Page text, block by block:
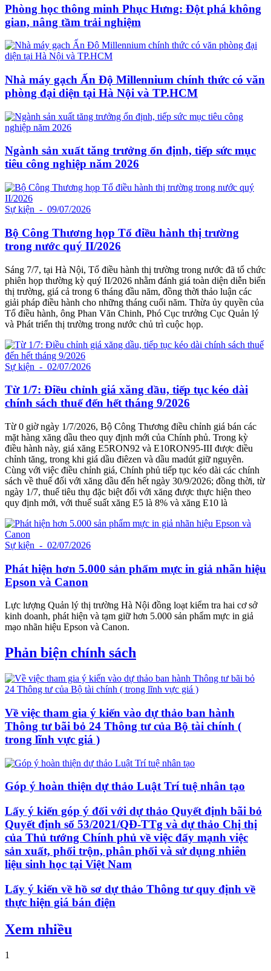
Phòng học thông minh Phục Hưng: Đột phá không
gian, nâng tầm trải nghiệm
Nhà máy gạch Ấn Độ Millennium chính thức có văn
phòng đại diện tại Hà Nội và TP.HCM
Ngành sản xuất tăng trưởng ổn định, tiếp sức mục
tiêu công nghiệp năm 2026
Sự kiện - 09/07/2026
Bộ Công Thương họp Tổ điều hành thị trường
trong nước quý II/2026
Sáng 7/7, tại Hà Nội, Tổ điều hành thị trường trong nước đã tổ chức
phiên họp thường kỳ quý II/2026 nhằm đánh giá toàn diện diễn biến
thị trường, giá cả trong 6 tháng đầu năm, đồng thời thảo luận các
giải pháp điều hành cho những tháng cuối năm. Thừa ủy quyền của
Tổ điều hành, ông Phan Văn Chinh, Phó Cục trưởng Cục Quản lý
và Phát triển thị trường trong nước chủ trì cuộc họp.
Sự kiện - 02/07/2026
Từ 1/7: Điều chỉnh giá xăng dầu, tiếp tục kéo dài
chính sách thuế đến hết tháng 9/2026
Từ 0 giờ ngày 1/7/2026, Bộ Công Thương điều chỉnh giá bán các
mặt hàng xăng dầu theo quy định mới của Chính phủ. Trong kỳ
điều hành này, giá xăng E5RON92 và E10RON95-III được điều
chỉnh tăng, trong khi giá dầu điêzen và dầu madút giữ nguyên.
Cùng với việc điều chỉnh giá, Chính phủ tiếp tục kéo dài các chính
sách về thuế đối với xăng dầu đến hết ngày 30/9/2026; đồng thời, từ
ngày 1/7, thuế tiêu thụ đặc biệt đối với xăng được thực hiện theo
quy định mới, với thuế suất xăng E5 là 8% và xăng E10 là
Sự kiện - 02/07/2026
Phát hiện hơn 5.000 sản phẩm mực in giả nhãn hiệu
Epson và Canon
Lực lượng Quản lý thị trường Hà Nội đồng loạt kiểm tra hai cơ sở
kinh doanh, phát hiện và tạm giữ hơn 5.000 sản phẩm mực in giả
mạo nhãn hiệu Epson và Canon.
Phản biện chính sách
Về việc tham gia ý kiến vào dự thảo ban hành
Thông tư bãi bỏ 24 Thông tư của Bộ tài chính (
trong lĩnh vực giá )
Góp ý hoàn thiện dự thảo Luật Trí tuệ nhân tạo
Lấy ý kiến góp ý đối với dự thảo Quyết định bãi bỏ
Quyết định số 53/2021/QĐ-TTg và dự thảo Chị thị
của Thủ tướng Chính phủ về việc đẩy mạnh việc
sản xuất, phối trộn, phân phối và sử dụng nhiên
liệu sinh học tại Việt Nam
Lấy ý kiến về hồ sơ dự thảo Thông tư quy định về
thực hiện giá bán điện
Xem nhiều
1